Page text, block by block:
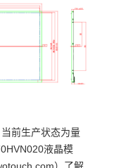
前生产状态为量
液晶模